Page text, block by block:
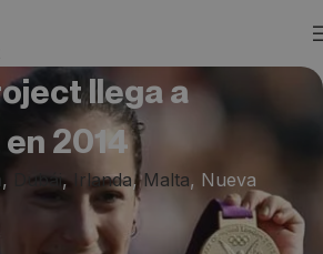
llega a
2014
, Dubái, Irlanda,Malta, Nueva